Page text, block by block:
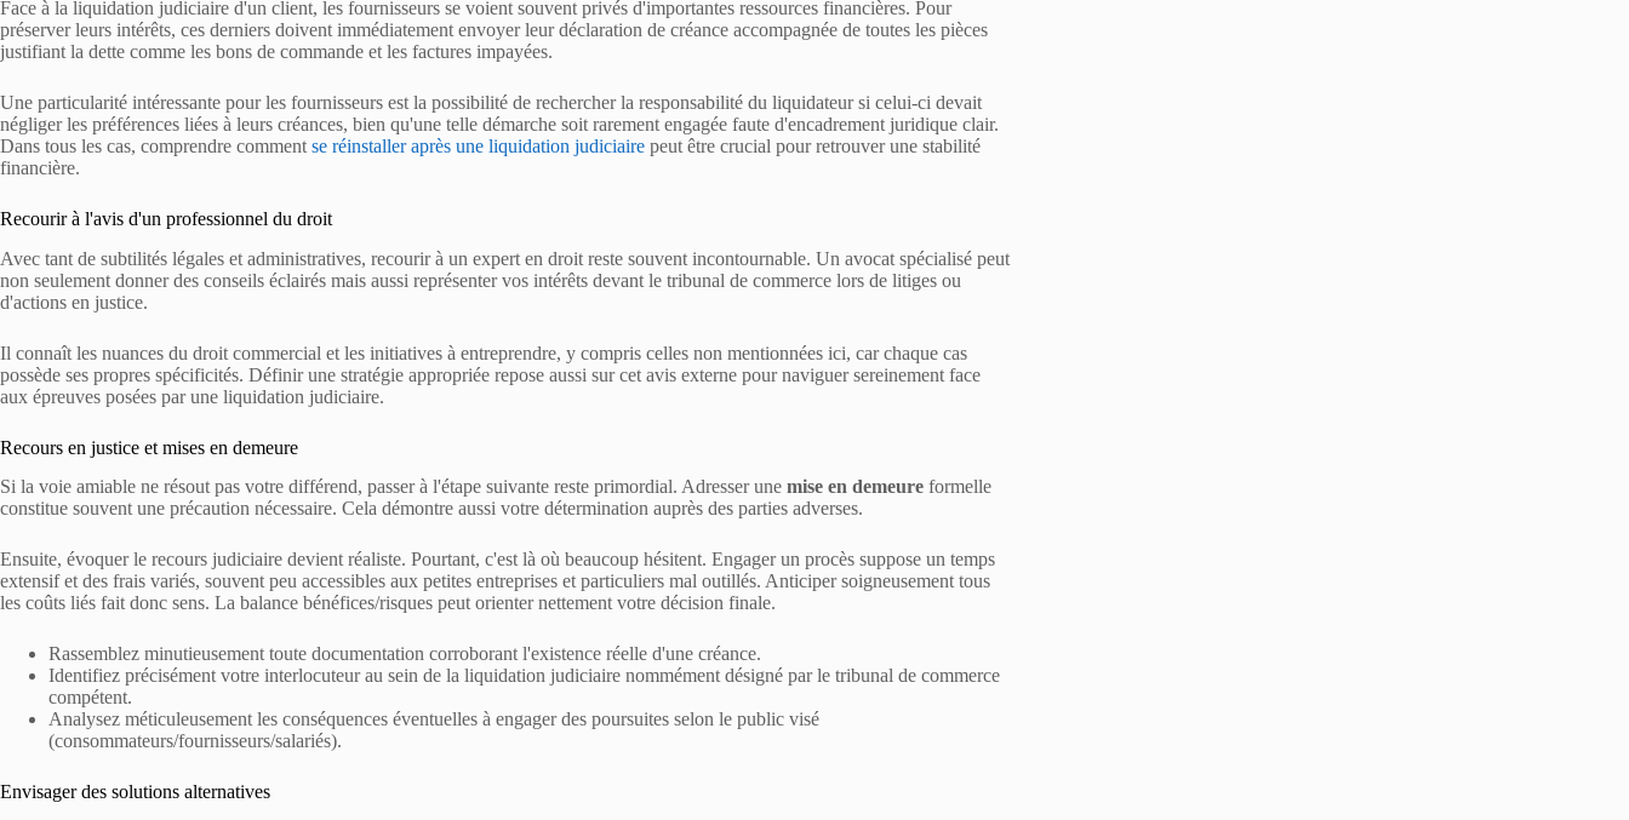
Face à la liquidation judiciaire d'un client, les fournisseurs se voient souvent privés d'importantes ressources financières. Pour
préserver leurs intérêts, ces derniers doivent immédiatement envoyer leur déclaration de créance accompagnée de toutes les pièces
justifiant la dette comme les bons de commande et les factures impayées.
Une particularité intéressante pour les fournisseurs est la possibilité de rechercher la responsabilité du liquidateur si celui-ci devait
négliger les préférences liées à leurs créances, bien qu'une telle démarche soit rarement engagée faute d'encadrement juridique clair.
Dans tous les cas, comprendre comment se réinstaller après une liquidation judiciaire peut être crucial pour retrouver une stabilité
financière.
Recourir à l'avis d'un professionnel du droit
Avec tant de subtilités légales et administratives, recourir à un expert en droit reste souvent incontournable. Un avocat spécialisé peut
non seulement donner des conseils éclairés mais aussi représenter vos intérêts devant le tribunal de commerce lors de litiges ou
d'actions en justice.
Il connaît les nuances du droit commercial et les initiatives à entreprendre, y compris celles non mentionnées ici, car chaque cas
possède ses propres spécificités. Définir une stratégie appropriée repose aussi sur cet avis externe pour naviguer sereinement face
aux épreuves posées par une liquidation judiciaire.
Recours en justice et mises en demeure
Si la voie amiable ne résout pas votre différend, passer à l'étape suivante reste primordial. Adresser une mise en demeure formelle
constitue souvent une précaution nécessaire. Cela démontre aussi votre détermination auprès des parties adverses.
Ensuite, évoquer le recours judiciaire devient réaliste. Pourtant, c'est là où beaucoup hésitent. Engager un procès suppose un temps
extensif et des frais variés, souvent peu accessibles aux petites entreprises et particuliers mal outillés. Anticiper soigneusement tous
les coûts liés fait donc sens. La balance bénéfices/risques peut orienter nettement votre décision finale.
Rassemblez minutieusement toute documentation corroborant l'existence réelle d'une créance.
Identifiez précisément votre interlocuteur au sein de la liquidation judiciaire nommément désigné par le tribunal de commerce
compétent.
Analysez méticuleusement les conséquences éventuelles à engager des poursuites selon le public visé
(consommateurs/fournisseurs/salariés).
Envisager des solutions alternatives